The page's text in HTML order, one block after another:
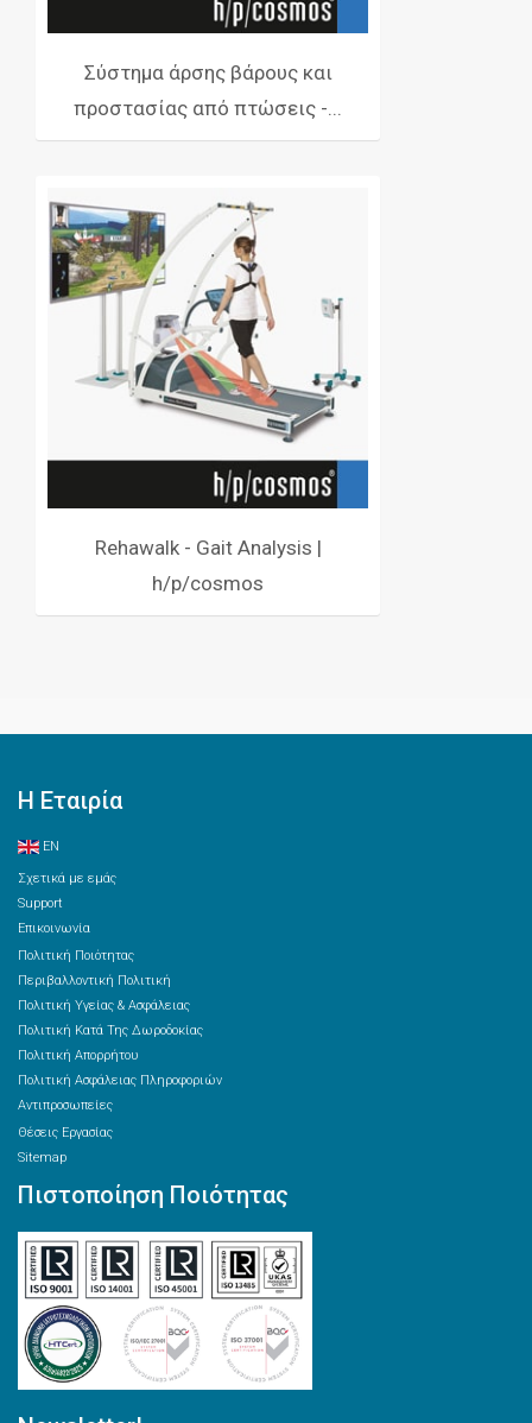
Σύστημα άρσης βάρους και
προστασίας από πτώσεις -...
Rehawalk - Gait Analysis |
h/p/cosmos
Η Εταιρία
EN
Σχετικά με εμάς
Support
Επικοινωνία
Πολιτική Ποιότητας
Περιβαλλοντική Πολιτική
Πολιτική Υγείας & Ασφάλειας
Πολιτική Κατά Της Δωροδοκίας
Πολιτική Απορρήτου
Πολιτική Ασφάλειας Πληροφοριών
Αντιπροσωπείες
Θέσεις Εργασίας
Sitemap
Πιστοποίηση Ποιότητας